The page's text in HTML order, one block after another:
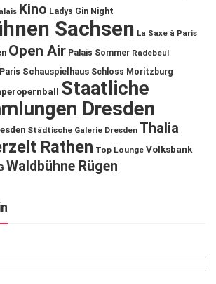
Kino Ladys Gin Night
Sachsen La Saxe à Paris
Open Air Palais Sommer Radebeul
Schauspielhaus Schloss Moritzburg
Staatliche
Dresden
Städtische Galerie Dresden Thalia
Rathen Top Lounge Volksbank
Waldbühne Rügen